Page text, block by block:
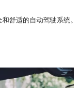
舒适的自动驾驶系统。